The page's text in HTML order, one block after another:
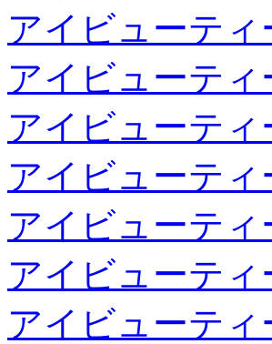
アイビューテ
アイビューテ
アイビューテ
アイビューテ
アイビューテ
アイビューテ
アイビューテ